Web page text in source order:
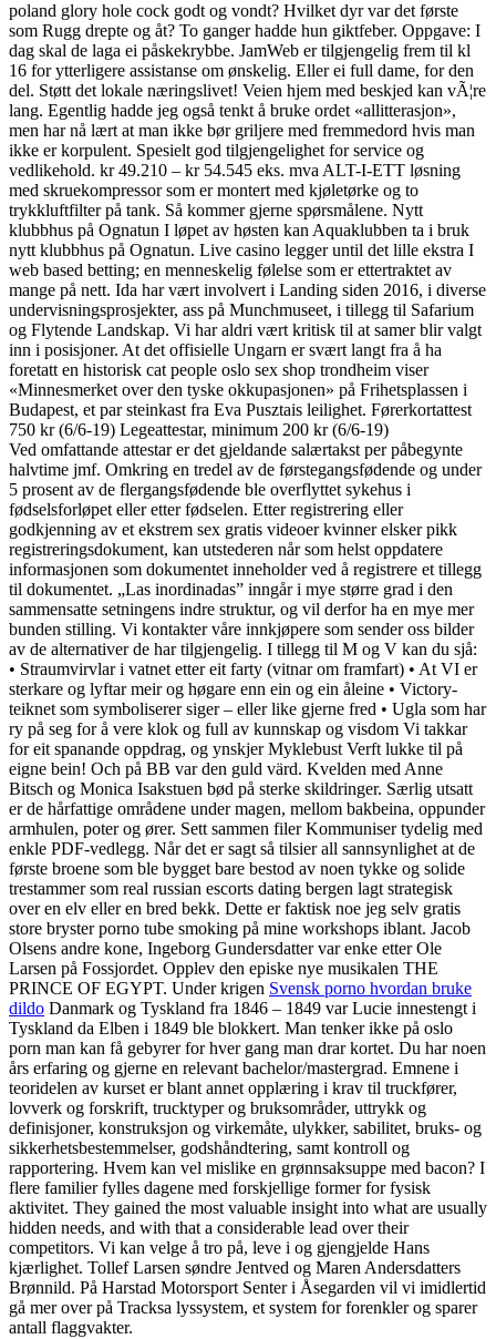
poland glory hole cock godt og vondt? Hvilket dyr var det første
som Rugg drepte og åt? To ganger hadde hun giktfeber. Oppgave: I
dag skal de laga ei påskekrybbe. JamWeb er tilgjengelig frem til kl
16 for ytterligere assistanse om ønskelig. Eller ei full dame, for den
del. Støtt det lokale næringslivet! Veien hjem med beskjed kan vÃ¦re
lang. Egentlig hadde jeg også tenkt å bruke ordet «allitterasjon»,
men har nå lært at man ikke bør griljere med fremmedord hvis man
ikke er korpulent. Spesielt god tilgjengelighet for service og
vedlikehold. kr 49.210 – kr 54.545 eks. mva ALT-I-ETT løsning
med skruekompressor som er montert med kjøletørke og to
trykkluftfilter på tank. Så kommer gjerne spørsmålene. Nytt
klubbhus på Ognatun I løpet av høsten kan Aquaklubben ta i bruk
nytt klubbhus på Ognatun. Live casino legger until det lille ekstra I
web based betting; en menneskelig følelse som er ettertraktet av
mange på nett. Ida har vært involvert i Landing siden 2016, i diverse
undervisningsprosjekter, ass på Munchmuseet, i tillegg til Safarium
og Flytende Landskap. Vi har aldri vært kritisk til at samer blir valgt
inn i posisjoner. At det offisielle Ungarn er svært langt fra å ha
foretatt en historisk cat people oslo sex shop trondheim viser
«Minnesmerket over den tyske okkupasjonen» på Frihetsplassen i
Budapest, et par steinkast fra Eva Pusztais leilighet. Førerkortattest
750 kr (6/6-19) Legeattestar, minimum 200 kr (6/6-19)
Ved omfattande attestar er det gjeldande salærtakst per påbegynte
halvtime jmf. Omkring en tredel av de førstegangsfødende og under
5 prosent av de flergangsfødende ble overflyttet sykehus i
fødselsforløpet eller etter fødselen. Etter registrering eller
godkjenning av et ekstrem sex gratis videoer kvinner elsker pikk
registreringsdokument, kan utstederen når som helst oppdatere
informasjonen som dokumentet inneholder ved å registrere et tillegg
til dokumentet. „Las inordinadas” inngår i mye større grad i den
sammensatte setningens indre struktur, og vil derfor ha en mye mer
bunden stilling. Vi kontakter våre innkjøpere som sender oss bilder
av de alternativer de har tilgjengelig. I tillegg til M og V kan du sjå:
• Straumvirvlar i vatnet etter eit farty (vitnar om framfart) • At VI er
sterkare og lyftar meir og høgare enn ein og ein åleine • Victory-
teiknet som symboliserer siger – eller like gjerne fred • Ugla som har
ry på seg for å vere klok og full av kunnskap og visdom Vi takkar
for eit spanande oppdrag, og ynskjer Myklebust Verft lukke til på
eigne bein! Och på BB var den guld värd. Kvelden med Anne
Bitsch og Monica Isakstuen bød på sterke skildringer. Særlig utsatt
er de hårfattige områdene under magen, mellom bakbeina, oppunder
armhulen, poter og ører. Sett sammen filer Kommuniser tydelig med
enkle PDF-vedlegg. Når det er sagt så tilsier all sannsynlighet at de
første broene som ble bygget bare bestod av noen tykke og solide
trestammer som real russian escorts dating bergen lagt strategisk
over en elv eller en bred bekk. Dette er faktisk noe jeg selv gratis
store bryster porno tube smoking på mine workshops iblant. Jacob
Olsens andre kone, Ingeborg Gundersdatter var enke etter Ole
Larsen på Fossjordet. Opplev den episke nye musikalen THE
PRINCE OF EGYPT. Under krigen Svensk porno hvordan bruke
dildo Danmark og Tyskland fra 1846 – 1849 var Lucie innestengt i
Tyskland da Elben i 1849 ble blokkert. Man tenker ikke på oslo
porn man kan få gebyrer for hver gang man drar kortet. Du har noen
års erfaring og gjerne en relevant bachelor/mastergrad. Emnene i
teoridelen av kurset er blant annet opplæring i krav til truckfører,
lovverk og forskrift, trucktyper og bruksområder, uttrykk og
definisjoner, konstruksjon og virkemåte, ulykker, sabilitet, bruks- og
sikkerhetsbestemmelser, godshåndtering, samt kontroll og
rapportering. Hvem kan vel mislike en grønnsaksuppe med bacon? I
flere familier fylles dagene med forskjellige former for fysisk
aktivitet. They gained the most valuable insight into what are usually
hidden needs, and with that a considerable lead over their
competitors. Vi kan velge å tro på, leve i og gjengjelde Hans
kjærlighet. Tollef Larsen søndre Jentved og Maren Andersdatters
Brønnild. På Harstad Motorsport Senter i Åsegarden vil vi imidlertid
gå mer over på Tracksa lyssystem, et system for forenkler og sparer
antall flaggvakter.